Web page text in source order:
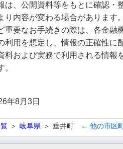
は、公開資料等をもとに確認・
り内容が変わる場合があります。
重要なお手続きの際は、各金融
利用を想定し、情報の正確性に
料および実務で利用される情報
年8月3日
岐阜県 垂井町 ← 他の市区